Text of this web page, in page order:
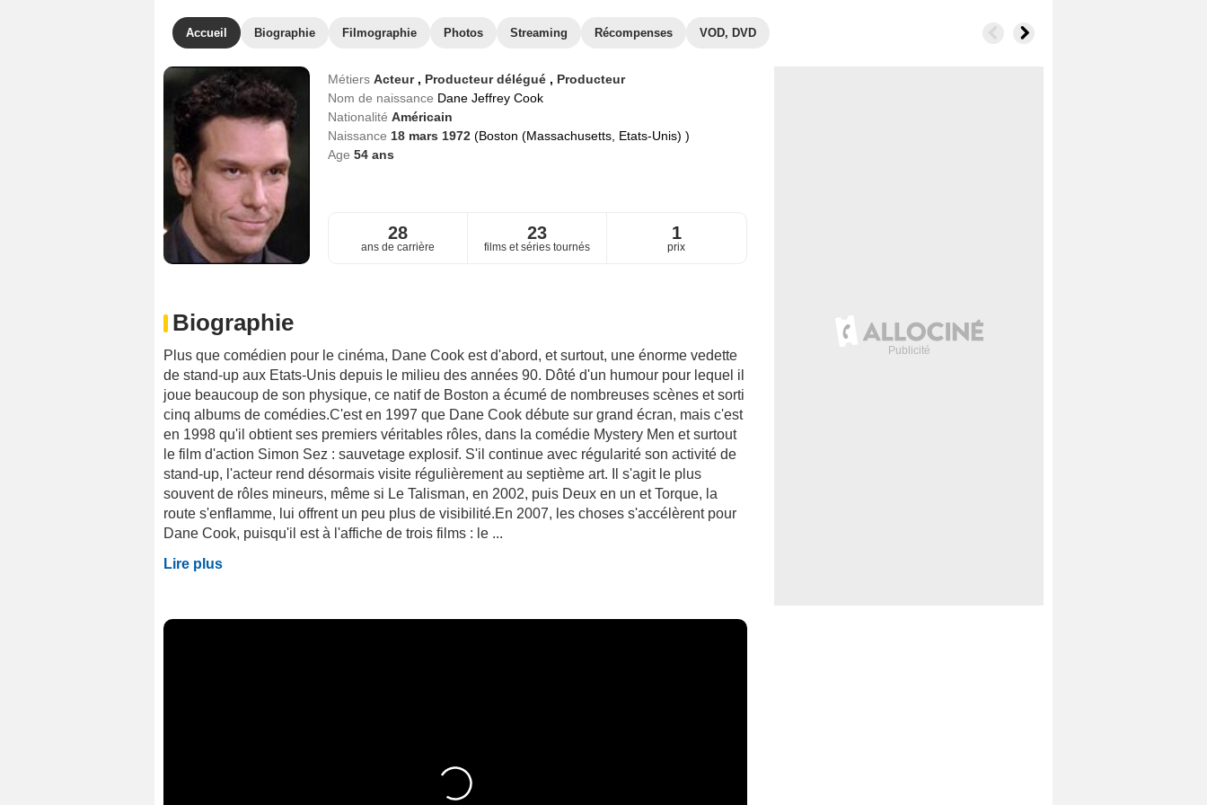
Accueil Biographie Filmographie Photos Streaming Récompenses VOD, DVD
Métiers Acteur , Producteur délégué , Producteur
Nom de naissance Dane Jeffrey Cook
Nationalité Américain
Naissance 18 mars 1972 (Boston (Massachusetts, Etats-Unis) )
Age 54ans
28
ans de carrière
23
films et séries tournés
1
prix
Biographie
Plus que comédien pour le cinéma, Dane Cook est d'abord, et surtout, une énorme vedette
de stand-up aux Etats-Unis depuis le milieu des années 90. Dôté d'un humour pour lequel il
joue beaucoup de son physique, ce natif de Boston a écumé de nombreuses scènes et sorti
cinq albums de comédies.C'est en 1997 que Dane Cook débute sur grand écran, mais c'est
en 1998 qu'il obtient ses premiers véritables rôles, dans la comédie Mystery Men et surtout
le film d'action Simon Sez : sauvetage explosif. S'il continue avec régularité son activité de
stand-up, l'acteur rend désormais visite régulièrement au septième art. Il s'agit le plus
souvent de rôles mineurs, même si Le Talisman, en 2002, puis Deux en un et Torque, la
route s'enflamme, lui offrent un peu plus de visibilité.En 2007, les choses s'accélèrent pour
Dane Cook, puisqu'il est à l'affiche de trois films : le ...
Lire plus